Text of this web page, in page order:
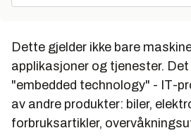
Dette gjelder ikke bare
applikasjoner og tjenester.
"embedded technology" - IT-
av andre produkter: biler,
forbruksartikler,